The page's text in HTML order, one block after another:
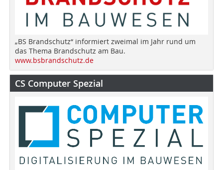
„BS Brandschutz“ informiert zweimal im Jahr rund um
das Thema Brandschutz am Bau.
www.bsbrandschutz.de
CS Computer Spezial